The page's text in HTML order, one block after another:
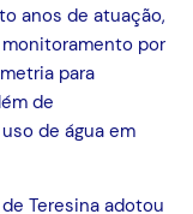
anos de atuação,
por
para
de
de água em
Teresina adotou